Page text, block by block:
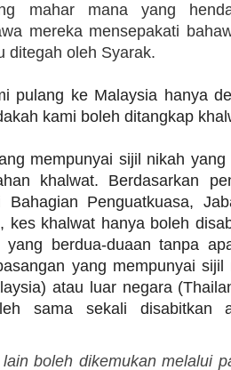
mahar mana yang
mereka mensepakati
ditegah oleh Syarak.
pulang ke Malaysia hanya
kami boleh ditangkap
mempunyai sijil nikah
khalwat. Berdasarkan
Penguatkuasa,
kes khalwat hanya boleh
yang berdua-duaan tanpa
yang mempunyai sijil
atau luar negara
sama sekali disabitkan
boleh dikemukan melalui